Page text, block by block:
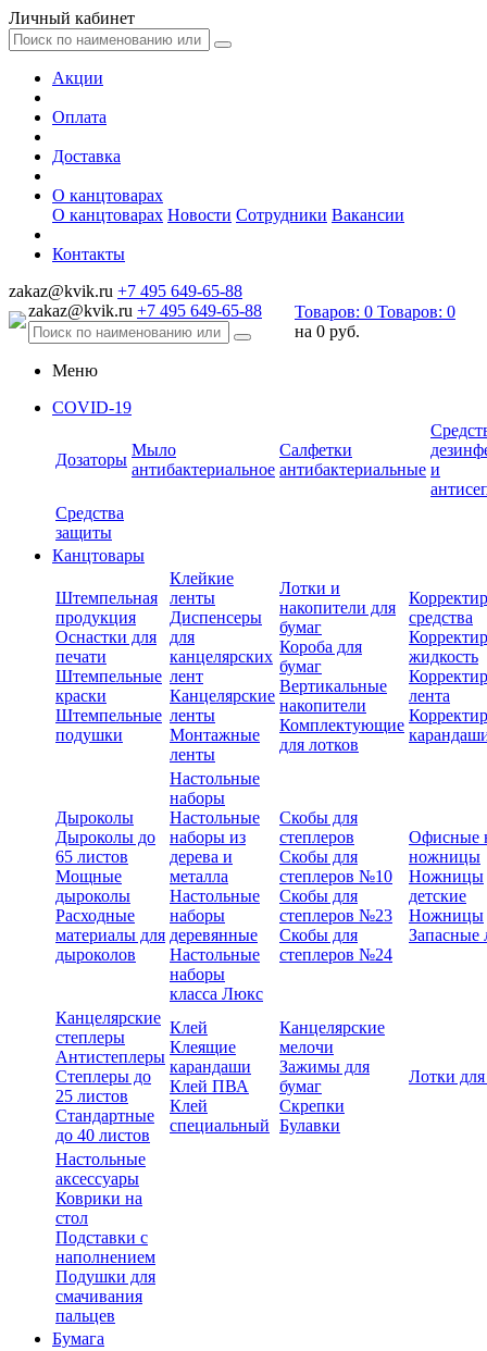
Личный кабинет
Акции
Оплата
Доставка
О канцтоварах
О канцтоварах Новости Сотрудники Вакансии
Контакты
zakaz@kvik.ru +7 495 649-65-88
zakaz@kvik.ru +7 495 649-65-88 Товаров: 0 Товаров: 0
на 0 руб.
Меню
COVID-19
Дозаторы
Мыло
антибактериальное
Салфетки
антибактериальные и
Средства
защиты
Канцтовары
Штемпельная
продукция
Оснастки для
печати
Штемпельные
краски
Штемпельные
подушки
Клейкие
ленты
Диспенсеры
для
канцелярских
лент
Канцелярские
ленты
Монтажные
ленты
Лотки и
накопители для
бумаг
Короба для
бумаг
Вертикальные
накопители
Комплектующие
для лотков
средства
жидкость
лента
Дыроколы
Дыроколы до
65 листов
Мощные
дыроколы
Расходные
материалы для
дыроколов
Настольные
наборы
Настольные
наборы из
дерева и
металла
Настольные
наборы
деревянные
Настольные
наборы
класса Люкс
Скобы для
степлеров
Скобы для
степлеров №10
Скобы для
степлеров №23
Скобы для
степлеров №24
Офисные
ножницы
Ножницы
детские
Ножницы
Запасные
Канцелярские
степлеры
Антистеплеры
Степлеры до
25 листов
Стандартные
до 40 листов
Клей
Клеящие
карандаши
Клей ПВА
Клей
специальный
Канцелярские
мелочи
Зажимы для
бумаг
Скрепки
Булавки
Лотки
Настольные
аксессуары
Коврики на
стол
Подставки с
наполнением
Подушки для
смачивания
пальцев
Бумага